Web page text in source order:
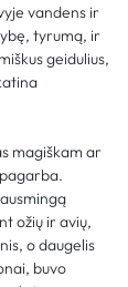
vandens ir
tyrumą, ir
geidulius,
magiškam ar
ožių ir avių,
o daugelis
buvo